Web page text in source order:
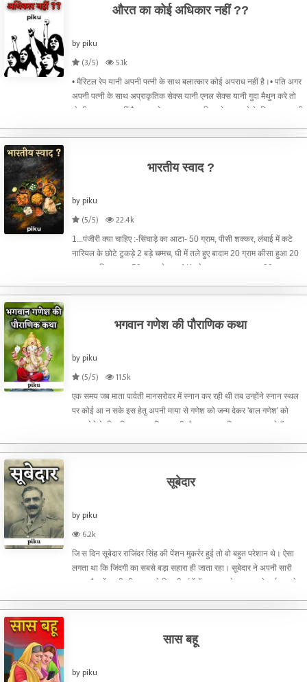
औरत का कोई अधिकार नहीं ??
by piku
(3/5)
5.1k
• मैरिटल रेप यानी अपनी पत्नी के साथ बलात्कार कोई अपराध नहीं है।• पति अगर
अपनी पत्नी के साथ अप्राकृतिक सेक्स यानी एनल सेक्स यानी गुदा मैथुन करे तो
वो भी बलात्कार नहीं है।एनल सेक्स या अप्राकृतिक सेक्स करने के लिए अगर पत्नी
भारतीय स्वाद ?
by piku
(5/5)
22.4k
1...पंजीरी क्या चाहिए :-सिंघाड़े का आटा- 50 ग्राम, पीसी शक्कर, लंबाई में कटे
नारियल के छोटे टुकड़े 2 बड़े चम्मच, घी में तले हुए बादाम 20 ग्राम कीसा हुआ 20
साबुत, नारियल बूरा- 50 ग्राम, केसर- 1/4 छोटा चम्मच, अजवायन- 30 ग्राम,
भगवान गणेश की पौराणिक कथा
by piku
(5/5)
11.5k
एक समय जब माता पार्वती मानसरोवर में स्नान कर रही थी तब उन्होंने स्नान स्थल
पर कोई आ न सके इस हेतु अपनी माया से गणेश को जन्म देकर 'बाल गणेश' को
पहरा देने के लिए नियुक्त कर दिया।इसी दौरान भगवान शिव उधर आ जाते हैं।
सूबेदार
by piku
6.2k
जि स दिन सूबेदार राजिंदर सिंह की पेंशन मुकर्रर हुई तो वो बहुत परेशान थे। ऐसा
लगता था कि जिंदगी का सबसे बड़ा सहारा ही जाता रहा। सूबेदार ने अपनी सारी
उम्र फ़ौज में काटी थी। न जाने कितनी जंगों में जान पर खेल कर आधे दर्जन तमगे
सास बहू
by piku